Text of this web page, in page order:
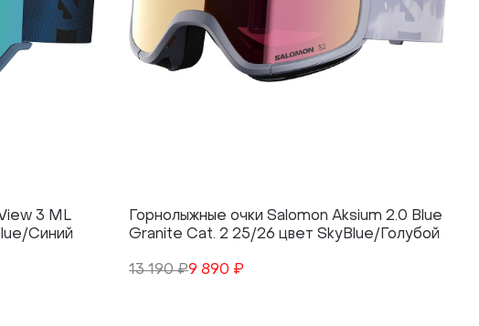
3 ML
Синий
Горнолыжные очки Salomon Aksium 2.0 Blue
Granite Cat. 2 25/26 цвет SkyBlue/Голубой
13 190 ₽9 890 ₽